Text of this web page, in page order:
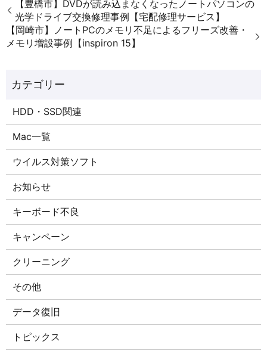
【豊橋市】DVDが読み込まなくなったノートパソコンの
光学ドライブ交換修理事例【宅配修理サービス】
【岡崎市】ノートPCのメモリ不足によるフリーズ改善・
メモリ増設事例【inspiron 15】
HDD・SSD関連
Mac一覧
ウイルス対策ソフト
お知らせ
キーボード不良
キャンペーン
クリーニング
その他
データ復旧
トピックス